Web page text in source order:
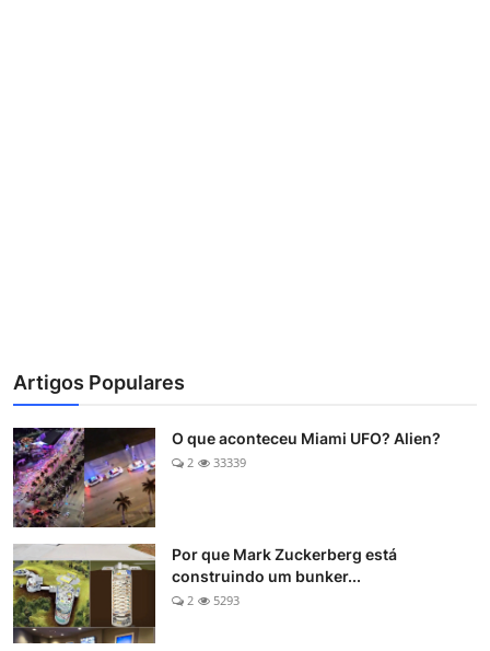
Artigos Populares
O que aconteceu Miami UFO? Alien?
2 33339
Por que Mark Zuckerberg está
construindo um bunker...
2 5293